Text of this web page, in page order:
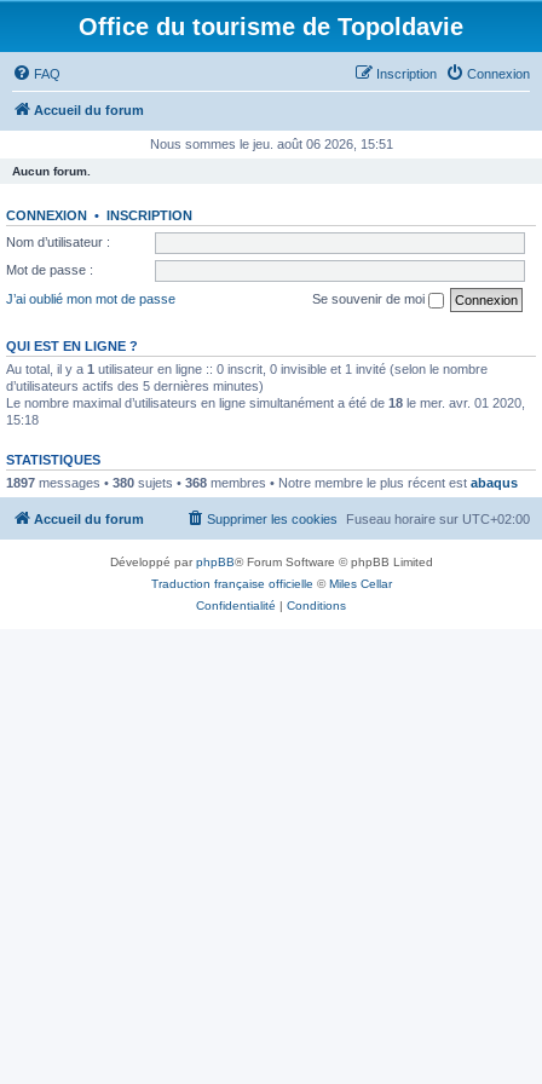
Office du tourisme de Topoldavie
FAQ Connexion
Inscription
Accueil du forum
Nous sommes le jeu. août 06 2026, 15:51
Aucun forum.
CONNEXION • INSCRIPTION
Nom d’utilisateur :
Mot de passe :
J’ai oublié mon mot de passe
Se souvenir de moi
QUI EST EN LIGNE ?
Au total, il y a 1 utilisateur en ligne :: 0 inscrit, 0 invisible et 1 invité (selon le nombre
d’utilisateurs actifs des 5 dernières minutes)
Le nombre maximal d’utilisateurs en ligne simultanément a été de 18 le mer. avr. 01 2020,
15:18
STATISTIQUES
1897 messages • 380 sujets • 368 membres • Notre membre le plus récent est abaqus
Accueil du forum Fuseau horaire sur UTC+02:00
Supprimer les cookies
Développé parphpBB® Forum Software © phpBB Limited
Traduction française officielle ©Miles Cellar
Confidentialité | Conditions